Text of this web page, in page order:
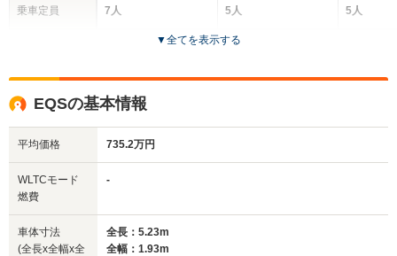
乗車定員
サイズ
(全長x全幅x全高)
7人
1.73m
5人
4ドア
5人
▼全てを表示する
EQSの基本情報
平均価格 735.2万円
WLTCモード
燃費
-
車体寸法
(全長x全幅x全
全長：5.23m
全幅：1.93m